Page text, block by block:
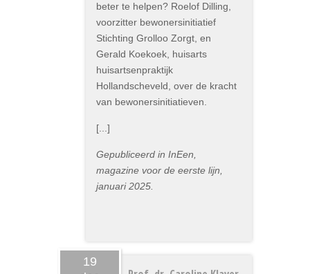
beter te helpen? Roelof Dilling,
voorzitter bewonersinitiatief
Stichting Grolloo Zorgt, en
Gerald Koekoek, huisarts
huisartsenpraktijk
Hollandscheveld, over de kracht
van bewonersinitiatieven.
[...]
Gepubliceerd in InEen,
magazine voor de eerste lijn,
januari 2025.
19